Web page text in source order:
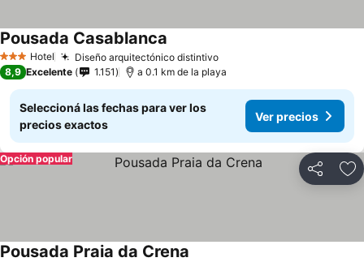
3 Estrellas
Hotel Diseño arquitectónico distintivo
Pousada Casablanca
8,9 Excelente 1.151 a 0.1 km de la playa
Seleccioná las fechas para ver los
precios exactos
Ver precios
Compartir
Opción popular
Pousada Praia da Crena